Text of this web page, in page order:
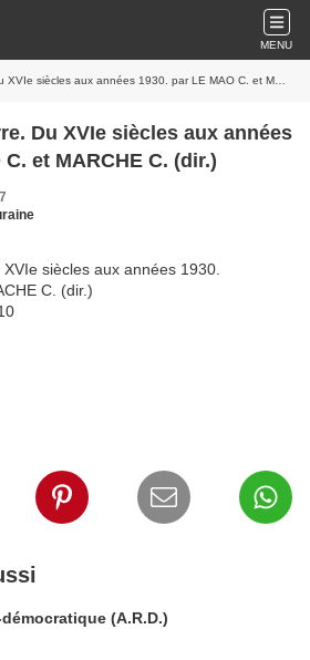
MENU
siècles aux années 1930. par LE MAO C. et MARCHE C. (dir.)
Du XVIe siècles aux années
et MARCHE C. (dir.)
siècles aux années 1930.
C. (dir.)
(A.R.D.)